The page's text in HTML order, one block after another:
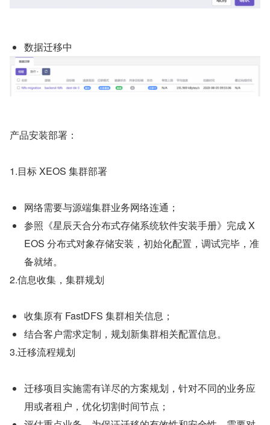
数据迁移中
产品安装部署：
1.目标 XEOS 集群部署
网络需要与源端集群业务网络连通；
参照《星辰天合分布式存储系统软件安装手册》完成 X
EOS 分布式对象存储安装，初始化配置，调试完毕，准
备就绪。
2.信息收集，集群规划
收集原有 FastDFS 集群相关信息；
结合客户需求定制，规划新集群相关配置信息。
3.迁移流程规划
迁移项目实施需有详尽的方案规划，针对不同的业务应
用或者租户，优化切割时间节点；